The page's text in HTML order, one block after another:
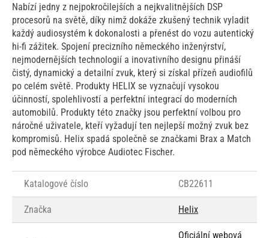
Nabízí jedny z nejpokročilejších a nejkvalitnějších DSP
procesorů na světě, díky nimž dokáže zkušený technik vyladit
každý audiosystém k dokonalosti a přenést do vozu autentický
hi-fi zážitek. Spojení precizního německého inženýrství,
nejmodernějších technologií a inovativního designu přináší
čistý, dynamický a detailní zvuk, který si získal přízeň audiofilů
po celém světě. Produkty HELIX se vyznačují vysokou
účinností, spolehlivostí a perfektní integrací do moderních
automobilů. Produkty této značky jsou perfektní volbou pro
náročné uživatele, kteří vyžadují ten nejlepší možný zvuk bez
kompromisů. Helix spadá společně se značkami Brax a Match
pod německého výrobce Audiotec Fischer.
Katalogové číslo CB22611
Značka Helix
Oficiální webová